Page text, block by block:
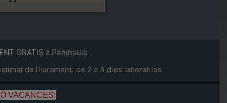
GRATIS a Península .
de lliurament: de 2 a 3 dies laborables
VACANCES: